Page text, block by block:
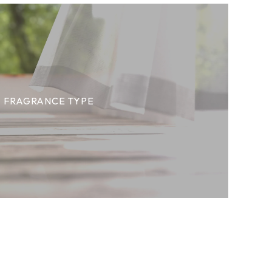
FRAGRANCE TYPE